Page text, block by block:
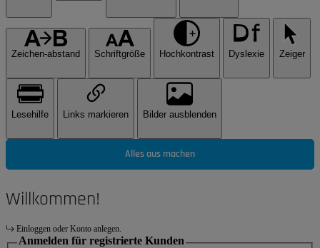
Zeichen-abstand Schriftgröße Hochkontrast Dyslexie Zeiger
Lesehilfe Links markieren Bilder ausblenden
Alles aus machen
Willkommen!
Einloggen oder Konto anlegen.
Anmelden für registrierte Kunden